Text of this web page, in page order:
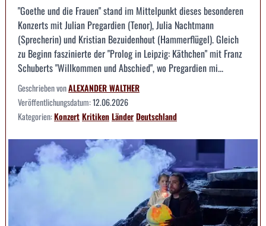
"Goethe und die Frauen" stand im Mittelpunkt dieses besonderen
Konzerts mit Julian Pregardien (Tenor), Julia Nachtmann
(Sprecherin) und Kristian Bezuidenhout (Hammerflügel). Gleich
zu Beginn faszinierte der "Prolog in Leipzig: Käthchen" mit Franz
Schuberts "Willkommen und Abschied", wo Pregardien mi...
Geschrieben vonALEXANDER WALTHER
Veröffentlichungsdatum:12.06.2026
Kategorien:KonzertKritikenLänderDeutschland